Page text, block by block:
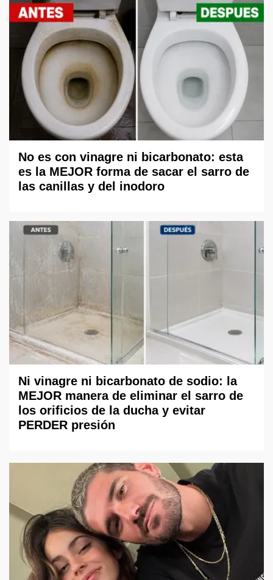
No es con vinagre ni bicarbonato: esta
es la MEJOR forma de sacar el sarro de
las canillas y del inodoro
Ni vinagre ni bicarbonato de sodio: la
MEJOR manera de eliminar el sarro de
los orificios de la ducha y evitar
PERDER presión